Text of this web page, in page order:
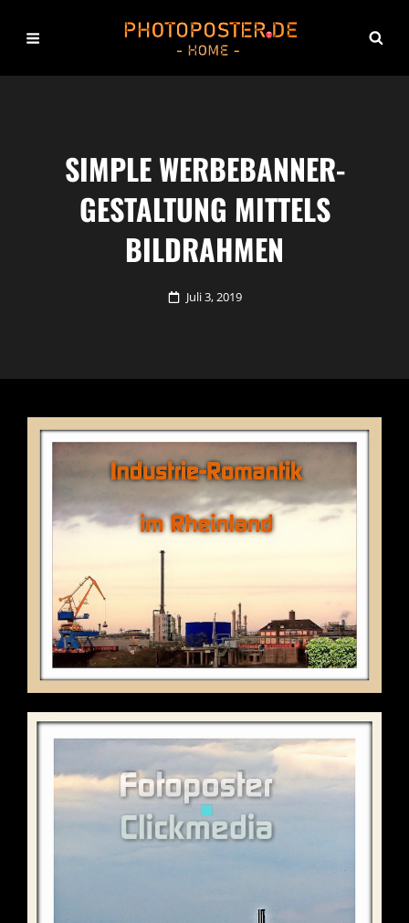
SIMPLE WERBEBANNER-
GESTALTUNG MITTELS
BILDRAHMEN
Posted
Juli 3, 2019